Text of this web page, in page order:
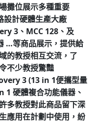
攤位展示多種重要
設計硬體生產大廠
3、MCC 128、及
…等商品展示，提供給
的教授相互交流，了
不少教授驚豔
3 (13 in 1便攜型量
1 硬體複合功能儀器、
多教授對此商品留下深
應用在計劃中使用，紛